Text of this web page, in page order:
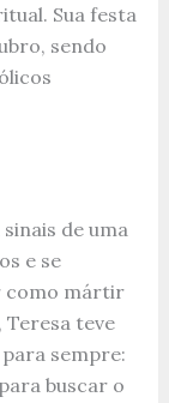
Sua festa
sendo
de uma
e se
como mártir
Teresa teve
sempre:
buscar o